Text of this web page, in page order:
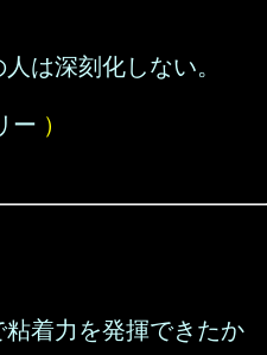
は深刻化しない。
ー ）
着力を発揮できたか